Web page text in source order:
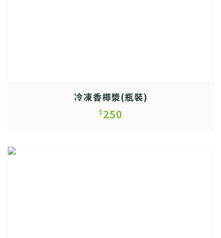
冷凍香椰漿(瓶裝)
$250